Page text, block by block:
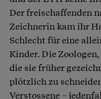
Der freischaffenden
Zeichnerin kam ihr
Schlecht für eine
Kinder. Die
die sie früher
plötzlich zu
Verstossene –